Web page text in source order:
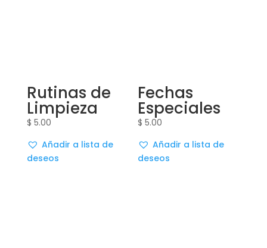
Rutinas de
Limpieza
$ 5.00
Añadir a lista de
deseos
Fechas
Especiales
$ 5.00
Añadir a lista de
deseos